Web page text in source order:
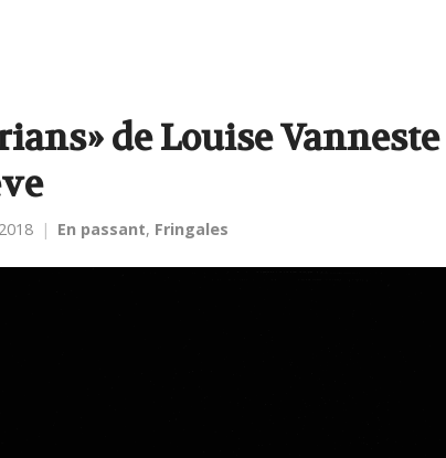
de Louise Vanneste
En passant, Fringales